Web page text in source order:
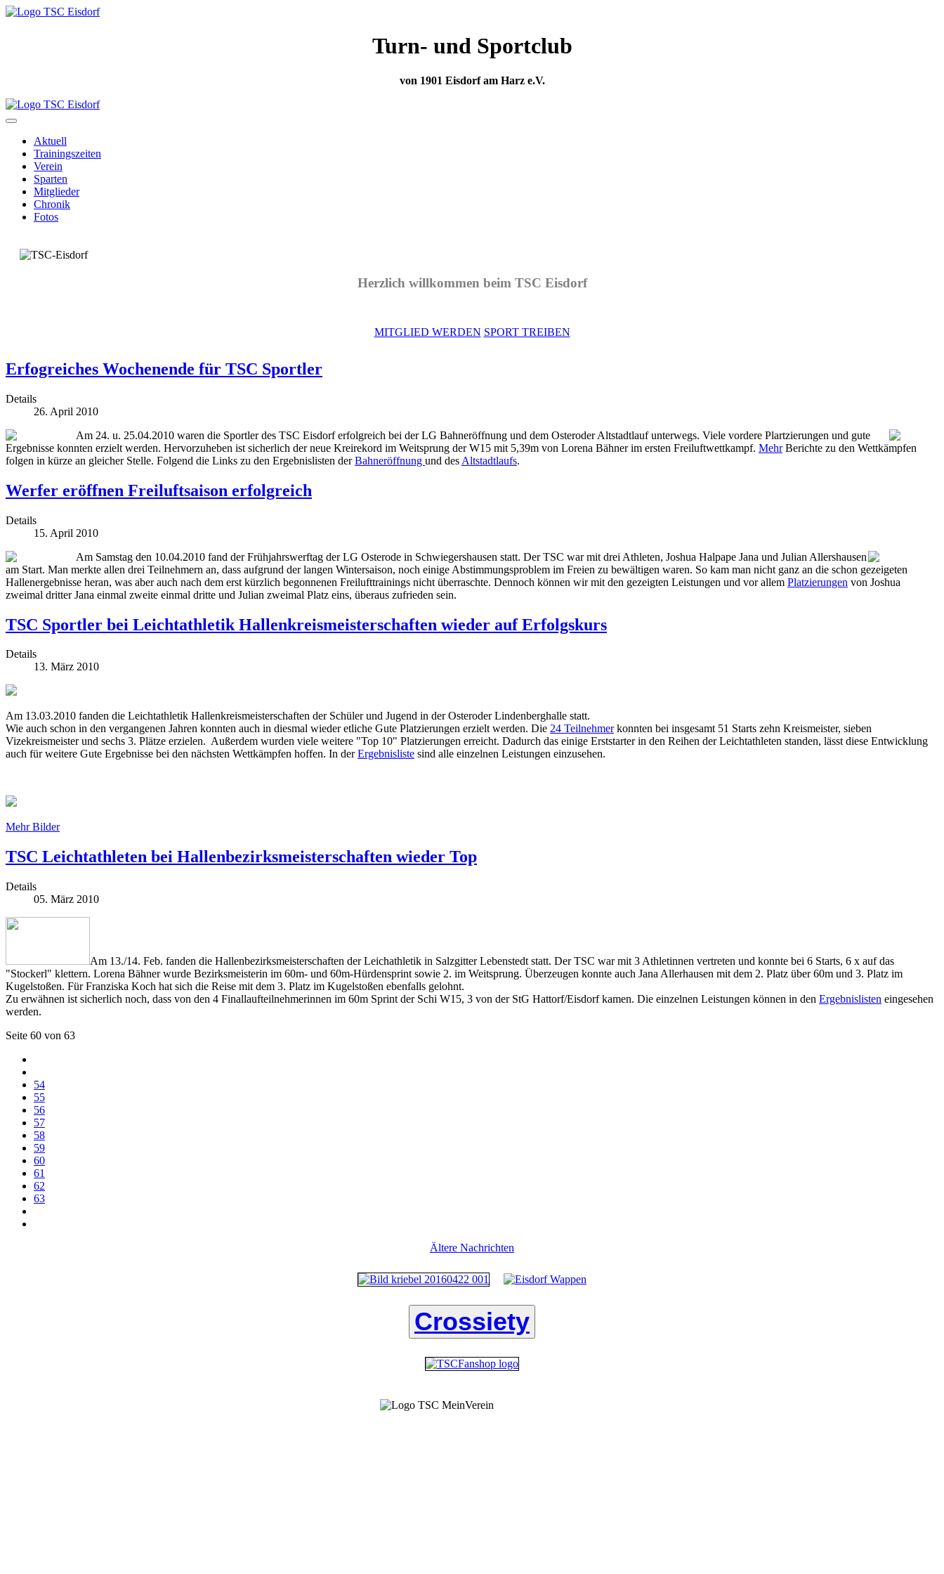
Turn- und Sportclub
von 1901 Eisdorf am Harz e.V.
Aktuell
Trainingszeiten
Verein
Sparten
Mitglieder
Chronik
Fotos
Herzlich willkommen beim TSC Eisdorf
MITGLIED WERDEN SPORT TREIBEN
Erfogreiches Wochenende für TSC Sportler
Details
26. April 2010
Am 24. u. 25.04.2010 waren die Sportler des TSC Eisdorf erfolgreich bei derLG Bahneröffnung und dem Osteroder Altstadtlauf unterwegs. Viele vordere Plartzierungen und gute
Ergebnisse konnten erzielt werden. Hervorzuheben ist sicherlich der neue Kreirekord im Weitsprung der W15 mit 5,39m von Lorena Bähner im ersten Freiluftwettkampf. MehrBerichte zu den Wettkämpfen
folgen in kürze an gleicher Stelle. Folgend die Links zu den Ergebnislisten derBahneröffnung und des Altstadtlaufs.
Werfer eröffnen Freiluftsaison erfolgreich
Details
15. April 2010
Am Samstag den 10.04.2010 fand der Frühjahrswerftag der LG Osterode in Schwiegershausen statt. Der TSC war mit drei Athleten, Joshua Halpape Jana und Julian Allershausen
am Start. Man merkte allen drei Teilnehmern an, dass aufgrund der langen Wintersaison, noch einige Abstimmungsproblem im Freien zu bewältigen waren. So kam man nicht ganz an die schon gezeigeten
Hallenergebnisse heran, was aber auch nach dem erst kürzlich begonnenen Freilufttrainings nicht überraschte. Dennoch können wir mit den gezeigten Leistungen und vor allem Platzierungen von Joshua
zweimal dritter Jana einmal zweite einmal dritte und Julian zweimal Platz eins, überaus zufrieden sein.
TSC Sportler bei Leichtathletik Hallenkreismeisterschaften wieder auf Erfolgskurs
Details
13. März 2010
Am 13.03.2010 fanden die Leichtathletik Hallenkreismeisterschaften der Schüler und Jugend in der Osteroder Lindenberghalle statt.
Wie auch schon in den vergangenen Jahren konnten auch in diesmal wieder etliche Gute Platzierungen erzielt werden. Die 24 Teilnehmerkonnten bei insgesamt 51 Starts zehn Kreismeister, sieben
Vizekreismeister und sechs 3. Plätze erzielen. Außerdem wurden viele weitere "Top 10" Platzierungen erreicht. Dadurch das einige Erststarter in den Reihen der Leichtathleten standen, lässt diese Entwicklung
auch für weitere Gute Ergebnisse bei den nächsten Wettkämpfen hoffen. In derErgebnisliste sind alle einzelnen Leistungen einzusehen.
Mehr Bilder
TSC Leichtathleten bei Hallenbezirksmeisterschaften wieder Top
Details
05. März 2010
Am 13./14. Feb. fanden die Hallenbezirksmeisterschaften der Leichathletik in Salzgitter Lebenstedt statt. Der TSC war mit 3 Athletinnen vertreten und konnte bei 6 Starts, 6 x auf das
"Stockerl" klettern. Lorena Bähner wurde Bezirksmeisterin im 60m- und 60m-Hürdensprint sowie 2. im Weitsprung. Überzeugen konnte auch Jana Allerhausen mit dem 2. Platz über 60m und 3. Platz im
Kugelstoßen. Für Franziska Koch hat sich die Reise mit dem 3. Platz im Kugelstoßen ebenfalls gelohnt.
Zu erwähnen ist sicherlich noch, dass von den 4 Finallaufteilnehmerinnen im 60m Sprint der Schi W15, 3 von der StG Hattorf/Eisdorf kamen. Die einzelnen Leistungen können in den Ergebnislisten eingesehen
werden.
Seite 60 von 63
54
55
56
57
58
59
60
61
62
63
Ältere Nachrichten
Crossiety